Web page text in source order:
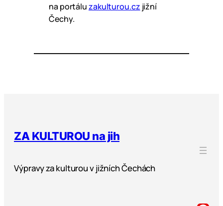
na portáluzakulturou.cz jižní
Čechy.
ZA KULTUROU na jih
Výpravy za kulturou v jižních Čechách